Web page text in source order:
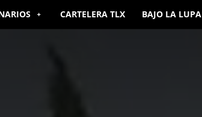
CARTELERA TLX BAJO LA LUPA